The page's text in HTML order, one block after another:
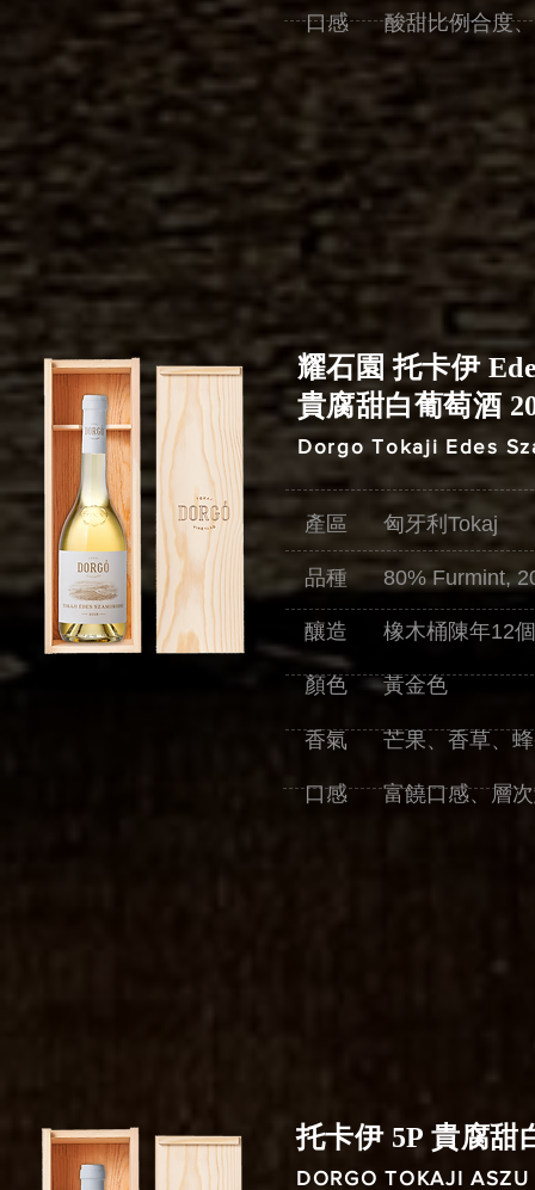
口感 酸甜比例合度、
耀石園 托卡伊
貴腐甜白葡萄酒
Dorgo Tokaji Edes
產區 匈牙利Tokaj
品種 80% Furmint,
釀造 橡木桶陳年12
顏色 黃金色
香氣 芒果、香草、蜂
口感 富饒口感、層次
托卡伊 5P 貴腐甜
DORGO TOKAJI